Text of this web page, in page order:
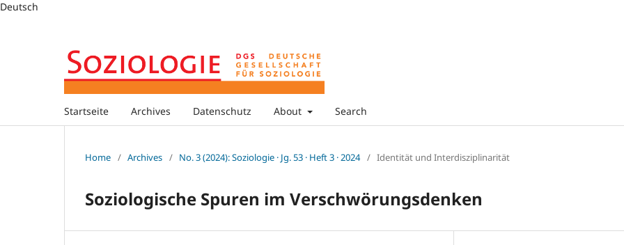
Deutsch
Startseite Archives Datenschutz About Search
Home / Archives / No. 3 (2024): Soziologie · Jg. 53 · Heft 3 · 2024 / Identität und Interdisziplinarität
Soziologische Spuren im Verschwörungsdenken